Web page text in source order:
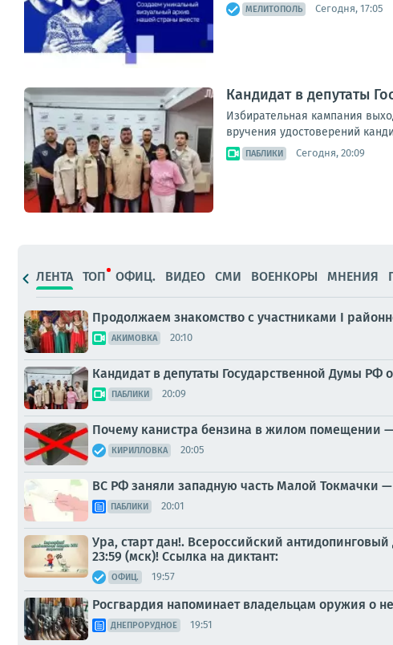
МЕЛИТОПОЛЬ Сегодня, 17:05
Кандидат в депутаты
Избирательная кампания
вручения удостоверений
ПАБЛИКИ Сегодня, 20:09
ЛЕНТА ТОП ОФИЦ. ВИДЕО СМИ ВОЕНКОРЫ МНЕНИЯ
Продолжаем знакомство с участниками I
АКИМОВКА 20:10
Кандидат в депутаты Государственной Думы
ПАБЛИКИ 20:09
Почему канистра бензина в жилом помещении
КИРИЛЛОВКА 20:05
ВС РФ заняли западную часть Малой Токмачки
ПАБЛИКИ 20:01
Ура, старт дан!. Всероссийский
23:59 (мск)! Ссылка на диктант:
ОФИЦ. 19:57
Росгвардия напоминает владельцам оружия о
ДНЕПРОРУДНОЕ 19:51